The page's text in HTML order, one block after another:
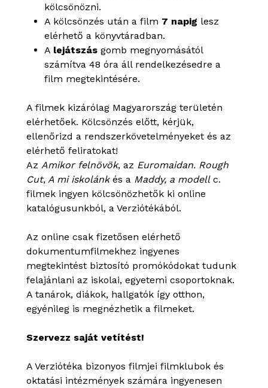
kölcsönözni.
A kölcsönzés után a film 7 napig lesz
elérhető a könyvtáradban.
A lejátszás gomb megnyomásától
számítva 48 óra áll rendelkezésedre a
film megtekintésére.
A filmek kizárólag Magyarország területén
elérhetőek. Kölcsönzés előtt, kérjük,
ellenőrizd a rendszerkövetelményeket és az
elérhető feliratokat!
Az Amikor felnövök, az Euromaidan. Rough
Cut, A mi iskolánkés a Maddy, a modell c.
filmek ingyen kölcsönözhetők ki online
katalógusunkból, a Verziótékából.
Az online csak fizetősen elérhető
dokumentumfilmekhez ingyenes
megtekintést biztosító promókódokat tudunk
felajánlani az iskolai, egyetemi csoportoknak.
A tanárok, diákok, hallgatók így otthon,
egyénileg is megnézhetik a filmeket.
Szervezz saját vetítést!
A Verziótéka bizonyos filmjei filmklubok és
oktatási intézmények számára ingyenesen